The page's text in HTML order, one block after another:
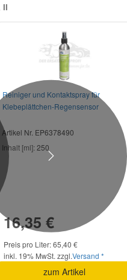
II
Reiniger und Kontaktspray für
Klebeplättchen-Regensensor
Artikel Nr. EP6378490
Inhalt [ml]: 250
16,35 €
Preis pro Liter: 65,40 €
inkl. 19% MwSt. zzgl.Versand *
zum Artikel
Next